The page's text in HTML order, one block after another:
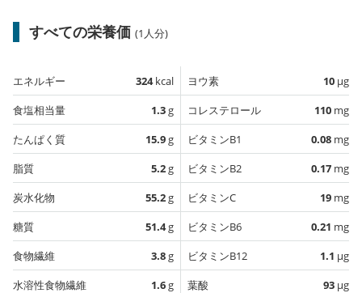
すべての栄養価 (1人分)
エネルギー 324kcal
食塩相当量
1.3g
たんぱく質
15.9g
脂質
5.2g
炭水化物
55.2g
糖質
51.4g
食物繊維
3.8g
水溶性食物繊維
1.6g
ヨウ素 10 µg
コレステロール
110 mg
ビタミンB1
0.08 mg
ビタミンB2
0.17 mg
ビタミンC
19 mg
ビタミンB6
0.21 mg
ビタミンB12
1.1 µg
葉酸
93 µg